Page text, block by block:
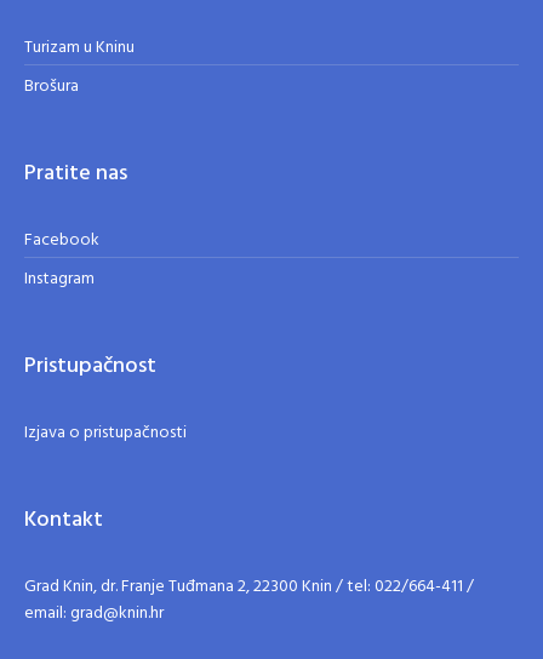
Turizam u Kninu
Brošura
Pratite nas
Facebook
Instagram
Pristupačnost
Izjava o pristupačnosti
Kontakt
Grad Knin, dr. Franje Tuđmana 2, 22300 Knin / tel: 022/664-411 /
email: grad@knin.hr